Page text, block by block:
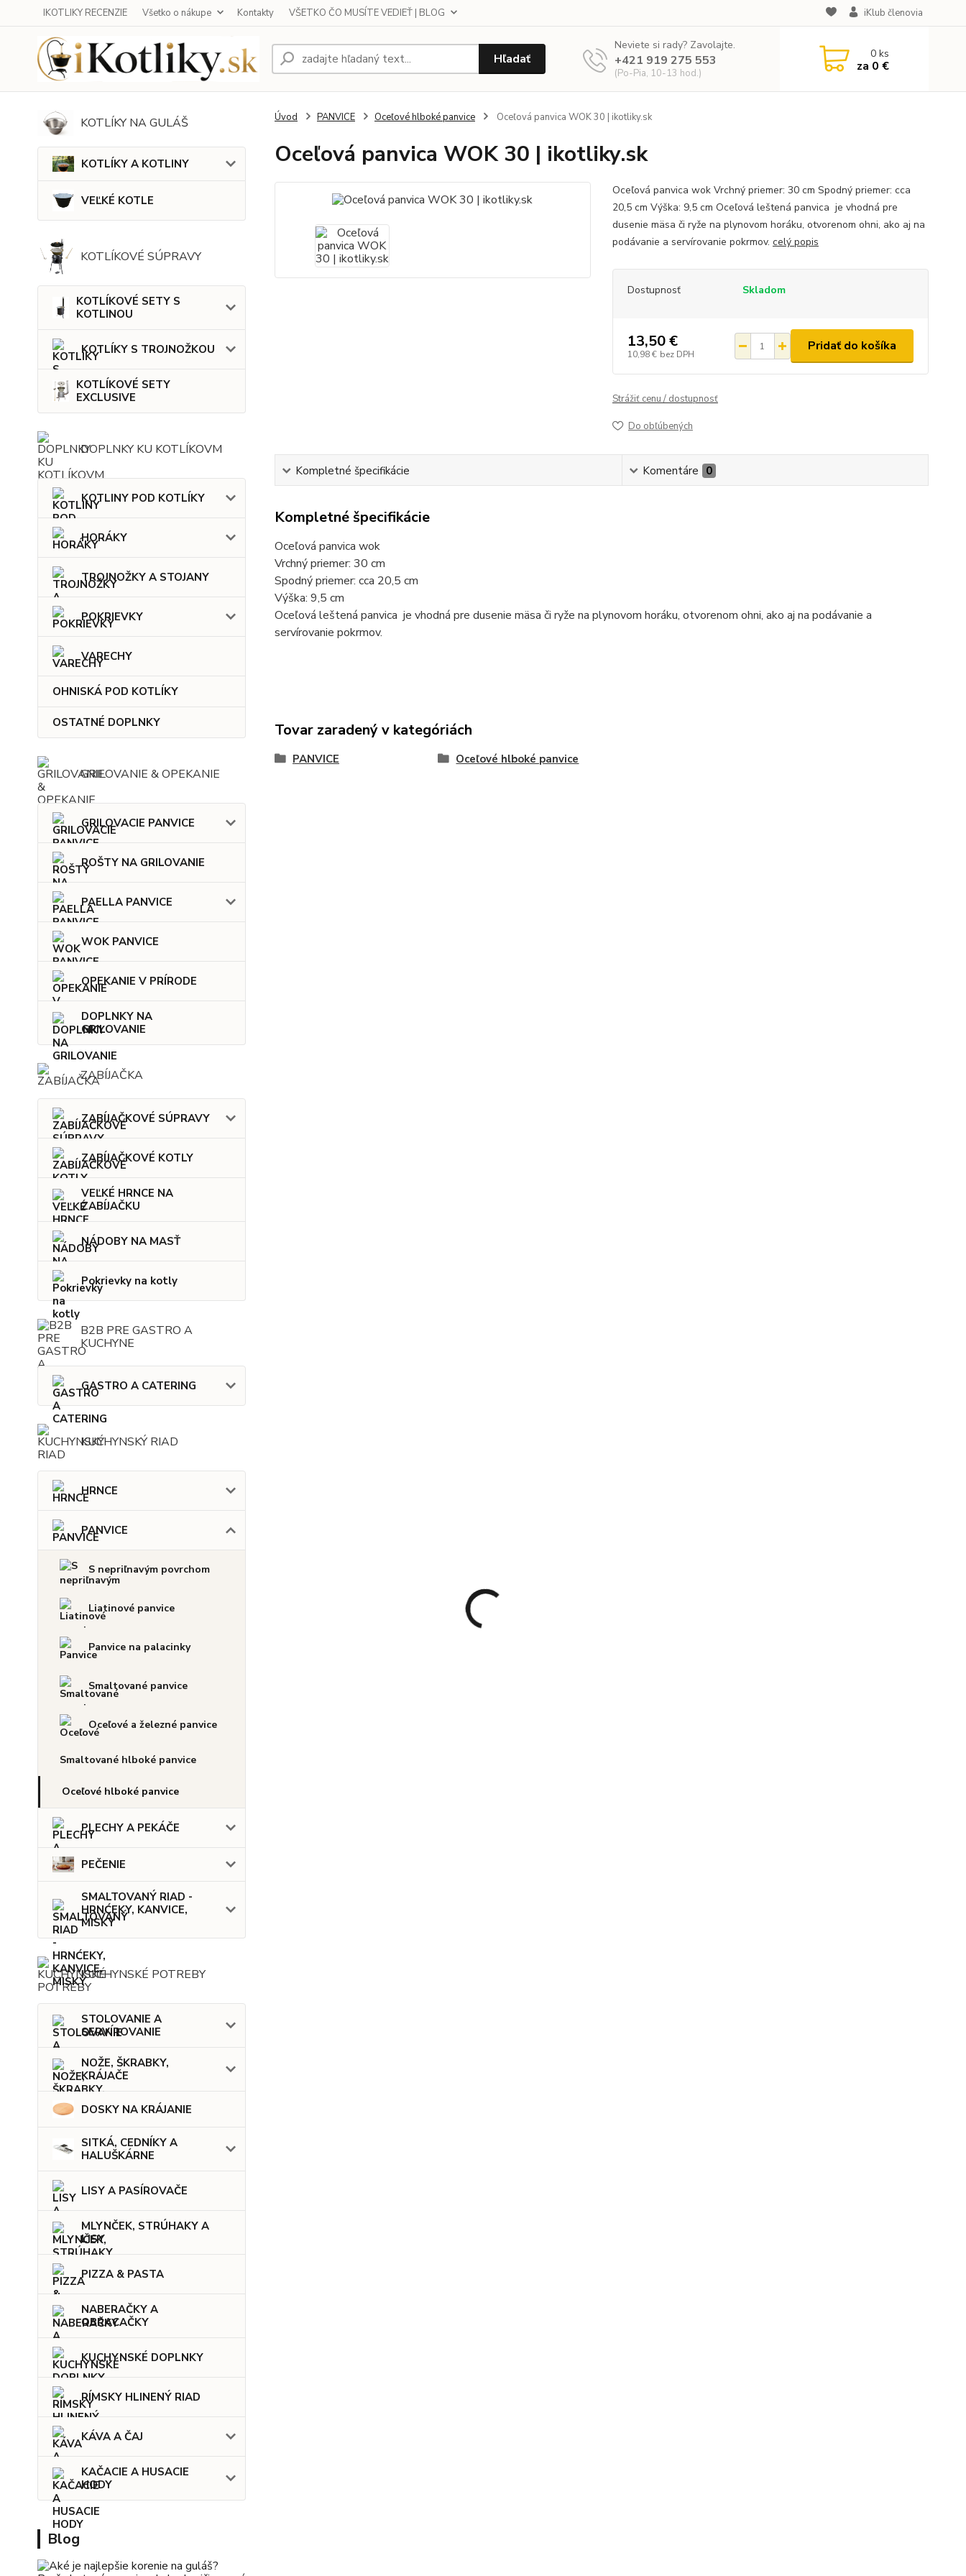
IKOTLIKY RECENZIE Všetko o nákupe Kontakty VŠETKO ČO MUSÍTE VEDIEŤ | BLOG iKlub členovia
Hľadať
Neviete si rady? Zavolajte.
+421 919 275 553
(Po-Pia, 10-13 hod.)
0ks
za 0 €
KOTLÍKY NA GULÁŠ
KOTLÍKY A KOTLINY
VEĽKÉ KOTLE
KOTLÍKOVÉ SÚPRAVY
KOTLÍKOVÉ SETY S
KOTLINOU
KOTLÍKY S TROJNOŽKOU
KOTLÍKOVÉ SETY
EXCLUSIVE
DOPLNKY KU KOTLÍKOVM
KOTLINY POD KOTLÍKY
HORÁKY
TROJNOŽKY A STOJANY
POKRIEVKY
VARECHY
OHNISKÁ POD KOTLÍKY
OSTATNÉ DOPLNKY
GRILOVANIE & OPEKANIE
GRILOVACIE PANVICE
ROŠTY NA GRILOVANIE
PAELLA PANVICE
WOK PANVICE
OPEKANIE V PRÍRODE
DOPLNKY NA
GRILOVANIE
ZABÍJAČKA
ZABÍJAČKOVÉ SÚPRAVY
ZABÍJAČKOVÉ KOTLY
VEĽKÉ HRNCE NA
ZABÍJAČKU
NÁDOBY NA MASŤ
Pokrievky na kotly
B2B PRE GASTRO A
KUCHYNE
GASTRO A CATERING
KUCHYNSKÝ RIAD
HRNCE
PANVICE
S nepriľnavým povrchom
Liatinové panvice
Panvice na palacinky
Smaltované panvice
Oceľové a železné panvice
Smaltované hlboké panvice
Oceľové hlboké panvice
PLECHY A PEKÁČE
PEČENIE
SMALTOVANÝ RIAD -
HRNĆEKY, KANVICE,
MISKY
KUCHYNSKÉ POTREBY
STOLOVANIE A
SERVÍROVANIE
NOŽE, ŠKRABKY,
KRÁJAČE
DOSKY NA KRÁJANIE
SITKÁ, CEDNÍKY A
HALUŠKÁRNE
LISY A PASÍROVAČE
MLYNČEK, STRÚHAKY A
LISY
PIZZA & PASTA
NABERAČKY A
OBRACAČKY
KUCHYNSKÉ DOPLNKY
RÍMSKY HLINENÝ RIAD
KÁVA A ČAJ
KAČACIE A HUSACIE
HODY
Blog
Úvod PANVICE Oceľové hlboké panvice Oceľová panvica WOK 30 | ikotliky.sk
Oceľová panvica WOK 30 | ikotliky.sk
Oceľová panvica wok Vrchný priemer: 30 cm Spodný priemer: cca
20,5 cm Výška: 9,5 cm Oceľová leštená panvica je vhodná pre
dusenie mäsa či ryže na plynovom horáku, otvorenom ohni, ako aj na
podávanie a servírovanie pokrmov. celý popis
Dostupnosť Skladom
13,50 €
10,98 € bez DPH
Pridať do košíka
Strážiť cenu / dostupnosť
Do obľúbených
Kompletné špecifikácie Komentáre 0
Kompletné špecifikácie
Oceľová panvica wok
Vrchný priemer: 30 cm
Spodný priemer: cca 20,5 cm
Výška: 9,5 cm
Oceľová leštená panvica je vhodná pre dusenie mäsa či ryže na plynovom horáku, otvorenom ohni, ako aj na podávanie a
servírovanie pokrmov.
Tovar zaradený v kategóriách
PANVICE Oceľové hlboké panvice